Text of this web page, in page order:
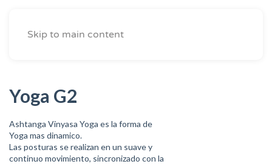
Skip to main content
Yoga G2
Ashtanga Vinyasa Yoga es la forma de
Yoga mas dinamico.
Las posturas se realizan en un suave y
continuo movimiento, sincronizado con la